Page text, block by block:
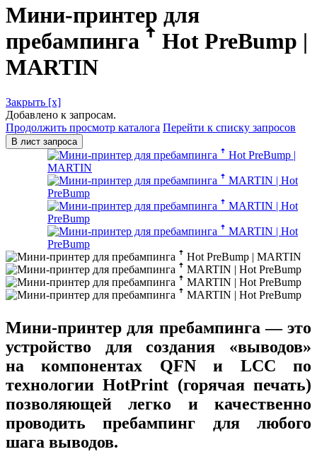
Мини-принтер для
пребампинга ꜛ Hot PreBump |
MARTIN
Закрыть [x]
Добавлено к запросам.
Продолжить просмотр каталога Перейти к списку запросов
В лист запроса
Мини-принтер для пребампинга — это
устройство для создания «выводов»
на компонентах QFN и LCC по
технологии HotPrint (горячая печать)
позволяющей легко и качественно
проводить пребампинг для любого
шага выводов.